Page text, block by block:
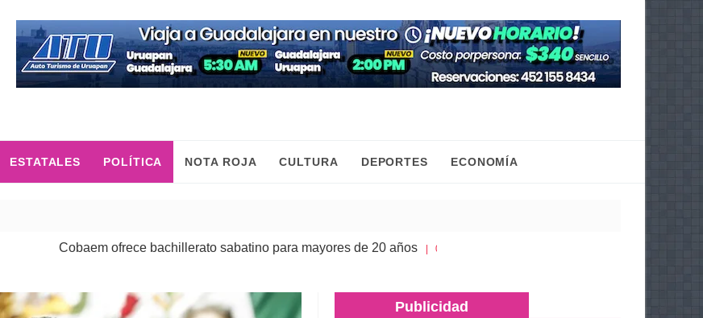
ESTATALES POLÍTICA NOTA ROJA CULTURA DEPORTES ECONOMÍA
Cobaem ofrece bachillerato sabatino para mayores de 20 años| 05 Ago 2026
Publicidad